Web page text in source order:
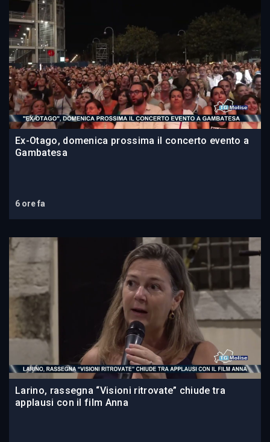
Ex-Otago, domenica prossima il concerto evento a
Gambatesa
6 ore fa
Larino, rassegna “Visioni ritrovate” chiude tra
applausi con il film Anna